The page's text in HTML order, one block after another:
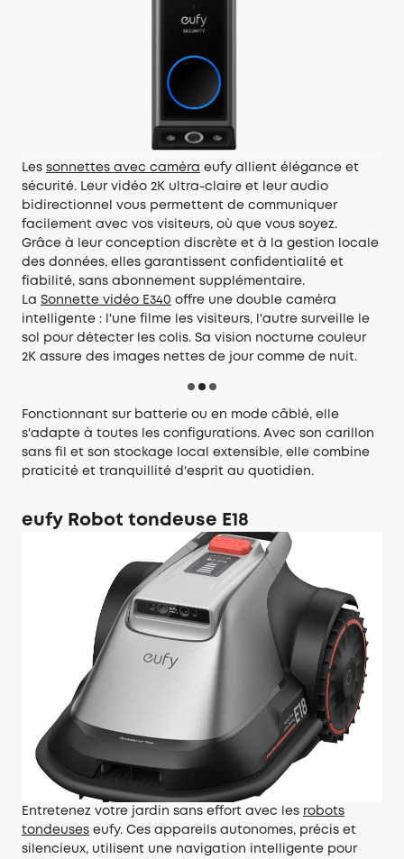
Les sonnettes avec caméra eufy allient élégance et
sécurité. Leur vidéo 2K ultra-claire et leur audio
bidirectionnel vous permettent de communiquer
facilement avec vos visiteurs, où que vous soyez.
Grâce à leur conception discrète et à la gestion locale
des données, elles garantissent confidentialité et
fiabilité, sans abonnement supplémentaire.
La Sonnette vidéo E340 offre une double caméra
intelligente : l'une filme les visiteurs, l'autre surveille le
sol pour détecter les colis. Sa vision nocturne couleur
2K assure des images nettes de jour comme de nuit.
Fonctionnant sur batterie ou en mode câblé, elle
s'adapte à toutes les configurations. Avec son carillon
sans fil et son stockage local extensible, elle combine
praticité et tranquillité d'esprit au quotidien.
eufy Robot tondeuse E18
Entretenez votre jardin sans effort avec les robots
tondeuses eufy. Ces appareils autonomes, précis et
silencieux, utilisent une navigation intelligente pour